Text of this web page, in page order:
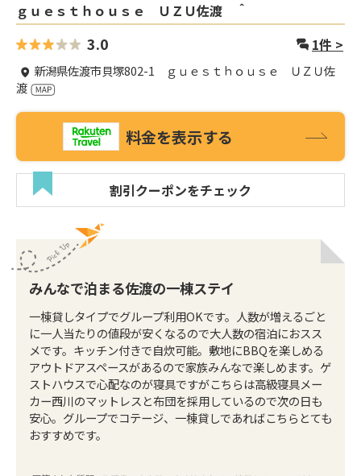
ｇｕｅｓｔｈｏｕｓｅ ＵＺＵ佐渡 ＾
3.0 1件 >
新潟県佐渡市貝塚802-1 ｇｕｅｓｔｈｏｕｓｅ ＵＺＵ佐
渡
料金を表示する
割引クーポンをチェック
みんなで泊まる佐渡の一棟ステイ
一棟貸しタイプでグループ利用OKです。人数が増えるごと
に一人当たりの値段が安くなるので大人数の宿泊におスス
メです。キッチン付きで自炊可能。敷地にBBQを楽しめる
アウトドアスペースがあるので家族みんなで楽しめます。ゲ
ストハウスで心配なのが寝具ですがこちらは高級寝具メー
カー西川のマットレスと布団を採用しているので次の日も
安心。グループでコテージ、一棟貸しであればこちらとても
おすすめです。